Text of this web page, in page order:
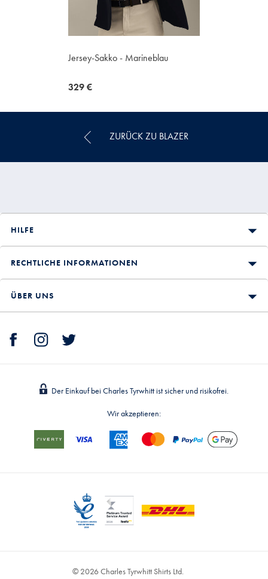
Jersey-Sakko - Marineblau
now
€
329 €
ZURÜCK ZU BLAZER
HILFE
RECHTLICHE INFORMATIONEN
ÜBER UNS
Der Einkauf bei Charles Tyrwhitt ist sicher und risikofrei.
Wir akzeptieren:
© 2026 Charles Tyrwhitt Shirts Ltd.